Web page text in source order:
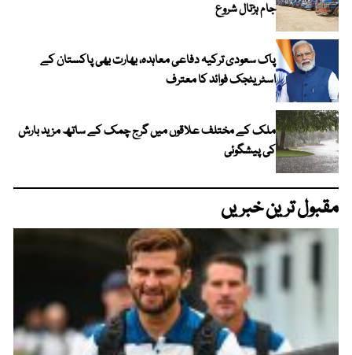
جام ہڑتال شروع
پاک سعودی ترکیہ دفاعی معاہدہ، بھارت بھی پاکستان کے
اسٹریٹجک فوائد کا معترف
ملک کے مختلف علاقوں میں گرج چمک کے ساتھ مزید بارش
کی پیشگوئی
مقبول ترین خبریں